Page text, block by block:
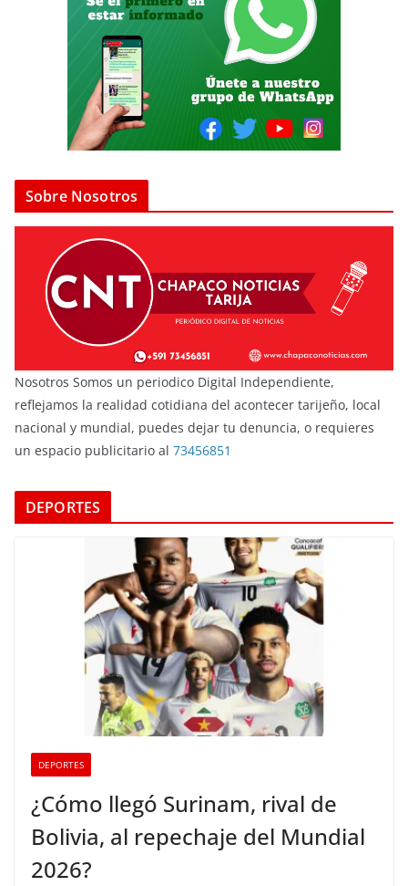
Sobre Nosotros
Nosotros Somos un periodico Digital Independiente,
reflejamos la realidad cotidiana del acontecer tarijeño, local
nacional y mundial, puedes dejar tu denuncia, o requieres
un espacio publicitario al 73456851
DEPORTES
DEPORTES
¿Cómo llegó Surinam, rival de
Bolivia, al repechaje del Mundial
2026?